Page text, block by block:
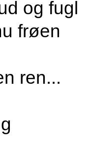
og fugl
frøen
ren...